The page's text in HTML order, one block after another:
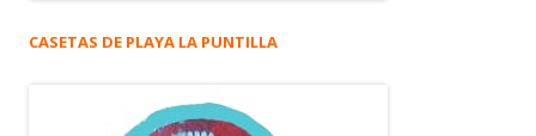
CASETAS DE PLAYA LA PUNTILLA